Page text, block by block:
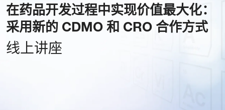
在药品开发过程中实现价值最大化：
采用新的 CDMO 和 CRO 合作方式
线上讲座